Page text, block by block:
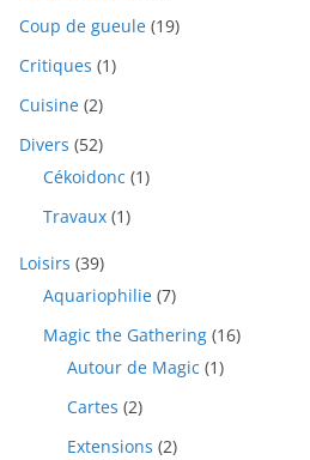
Coup de gueule (19)
Critiques (1)
Cuisine (2)
Divers (52)
Cékoidonc (1)
Travaux (1)
Loisirs (39)
Aquariophilie (7)
Magic the Gathering (16)
Autour de Magic (1)
Cartes (2)
Extensions (2)